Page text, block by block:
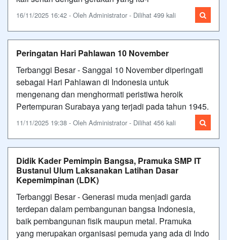
16/11/2025 16:42 - Oleh Administrator - Dilihat 499 kali
Peringatan Hari Pahlawan 10 November
Terbanggi Besar - Sanggal 10 November diperingati
sebagai Hari Pahlawan di Indonesia untuk
mengenang dan menghormati peristiwa heroik
Pertempuran Surabaya yang terjadi pada tahun 1945.
11/11/2025 19:38 - Oleh Administrator - Dilihat 456 kali
Didik Kader Pemimpin Bangsa, Pramuka SMP IT
Bustanul Ulum Laksanakan Latihan Dasar
Kepemimpinan (LDK)
Terbanggi Besar - Generasi muda menjadi garda
terdepan dalam pembangunan bangsa Indonesia,
baik pembangunan fisik maupun metal. Pramuka
yang merupakan organisasi pemuda yang ada di Indo